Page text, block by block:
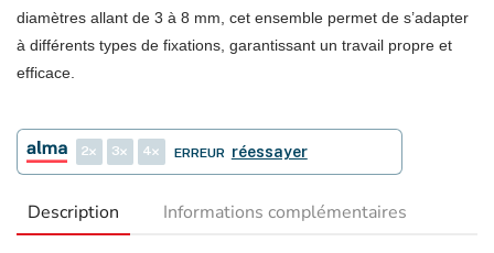
diamètres allant de 3 à 8 mm, cet ensemble permet de s’adapter
à différents types de fixations, garantissant un travail propre et
efficace.
2 3 4 ERREUR réessayer
Description Informations complémentaires